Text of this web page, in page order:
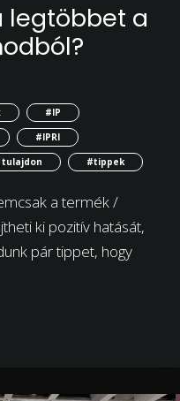
legtöbbet a
#IP
#IPRI
tulajdon #tippek
a termék /
ki pozitív hatását,
pár tippet, hogy